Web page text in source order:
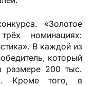
«Золотое
номинациях:
В каждой из
который
размере 200 тыс.
Кроме того, в